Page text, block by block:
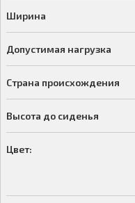
Ширина
Допустимая нагрузка
Страна происхождения
Высота до сиденья
Цвет: